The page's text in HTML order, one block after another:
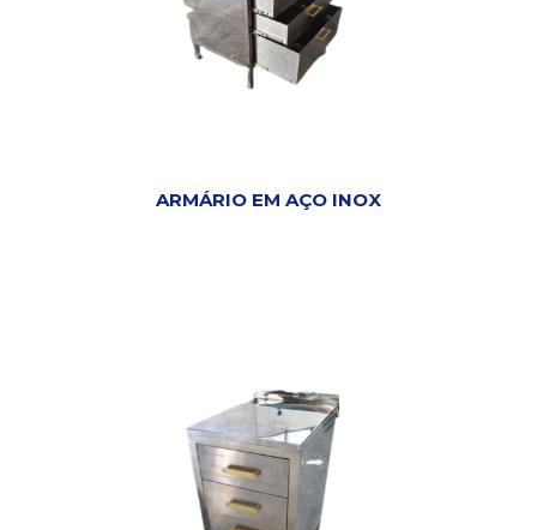
ARMÁRIO EM AÇO INOX